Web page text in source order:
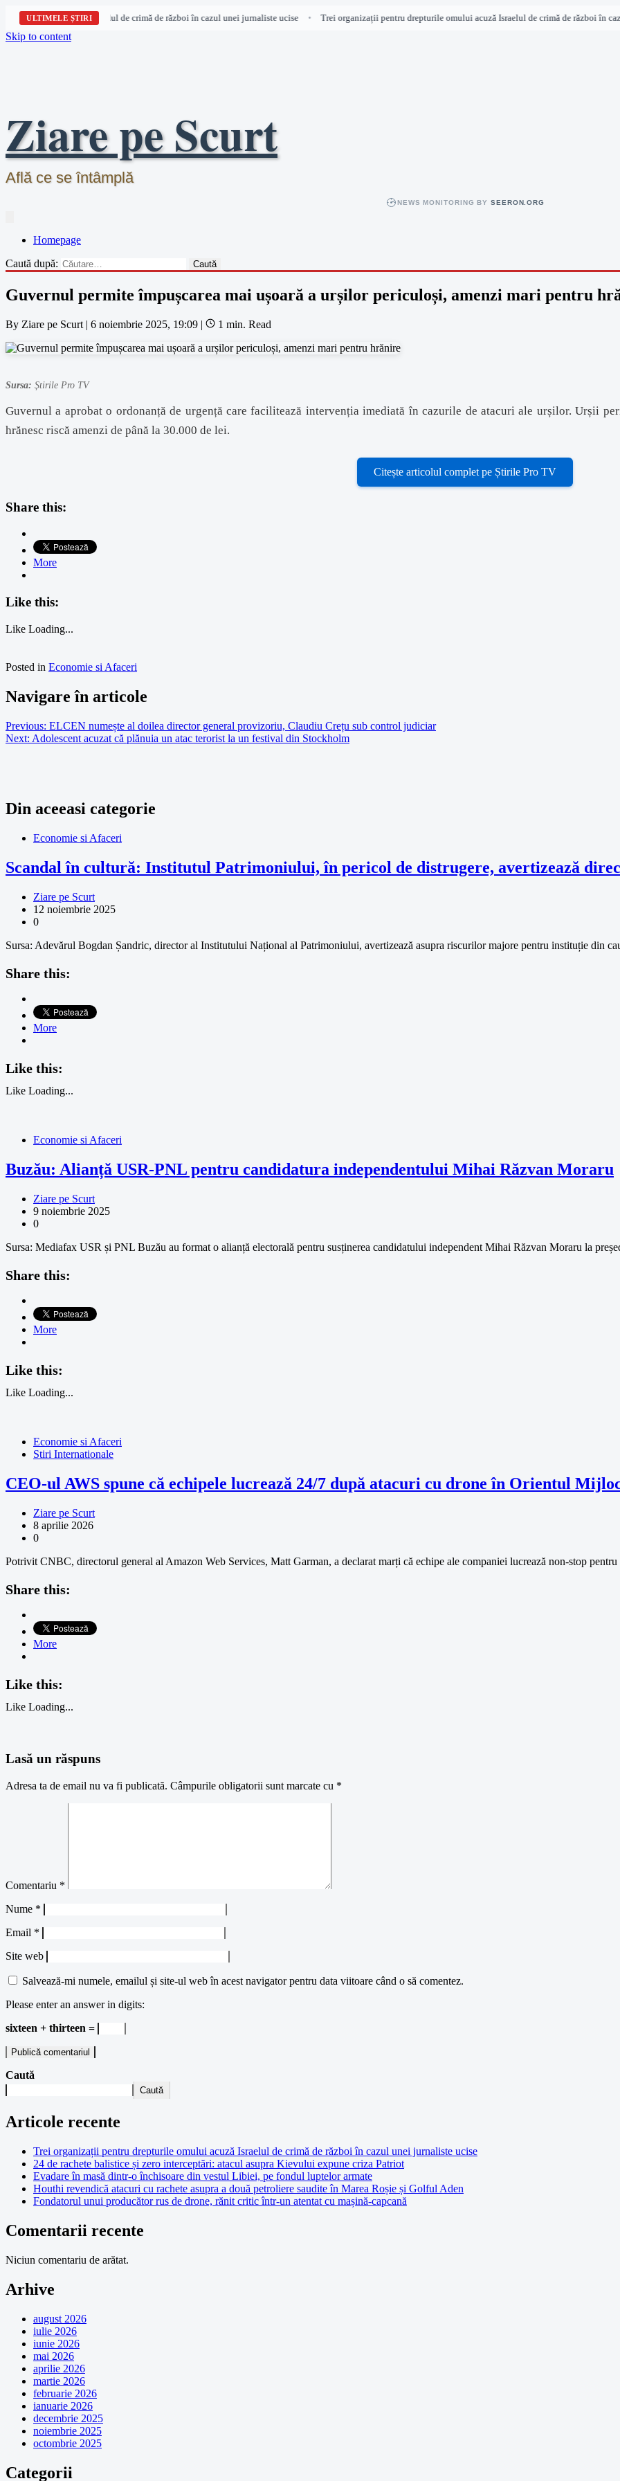
ULTIMELE ȘTIRI
omului acuză Israelul de crimă de război în cazul unei jurnaliste ucise Trei organizații pentru drepturile omului acuză Israelul de crimă de război în
Skip to content
Ziare pe Scurt
Află ce se întâmplă
NEWS MONITORING BYSEERON.ORG
Homepage
Caută după:
Guvernul permite împușcarea mai ușoară a urșilor periculoși, amenzi mari pentru
By Ziare pe Scurt | 6 noiembrie 2025, 19:09 | 1 min. Read
Sursa: Știrile Pro TV
Guvernul a aprobat o ordonanță de urgență care facilitează intervenția imediată în cazurile de atacuri ale urșilor. Urșii
hrănesc riscă amenzi de până la 30.000 de lei.
Citește articolul complet pe Știrile Pro TV
Share this:
More
Like this:
Like Loading...
Posted in Economie si Afaceri
Navigare în articole
Previous: ELCEN numește al doilea director general provizoriu, Claudiu Crețu sub control judiciar
Next: Adolescent acuzat că plănuia un atac terorist la un festival din Stockholm
Din aceeasi categorie
Economie si Afaceri
Scandal în cultură: Institutul Patrimoniului, în pericol de distrugere, avertizează
Ziare pe Scurt
12 noiembrie 2025
0
Sursa: Adevărul Bogdan Șandric, director al Institutului Național al Patrimoniului, avertizează asupra riscurilor majore pentru instituție din
Share this:
More
Like this:
Like Loading...
Economie si Afaceri
Buzău: Alianță USR-PNL pentru candidatura independentului Mihai Răzvan Moraru
Ziare pe Scurt
9 noiembrie 2025
0
Sursa: Mediafax USR și PNL Buzău au format o alianță electorală pentru susținerea candidatului independent Mihai Răzvan Moraru la
Share this:
More
Like this:
Like Loading...
Economie si Afaceri
Stiri Internationale
CEO-ul AWS spune că echipele lucrează 24/7 după atacuri cu drone în Orientul
Ziare pe Scurt
8 aprilie 2026
0
Potrivit CNBC, directorul general al Amazon Web Services, Matt Garman, a declarat marți că echipe ale companiei lucrează non-stop
Share this:
More
Like this:
Like Loading...
Lasă un răspuns
Adresa ta de email nu va fi publicată. Câmpurile obligatorii sunt marcate cu *
Comentariu *
Nume *
Email *
Site web
Salvează-mi numele, emailul și site-ul web în acest navigator pentru data viitoare când o să comentez.
Please enter an answer in digits:
sixteen + thirteen =
Caută
Caută
Articole recente
Trei organizații pentru drepturile omului acuză Israelul de crimă de război în cazul unei jurnaliste ucise
24 de rachete balistice și zero interceptări: atacul asupra Kievului expune criza Patriot
Evadare în masă dintr-o închisoare din vestul Libiei, pe fondul luptelor armate
Houthi revendică atacuri cu rachete asupra a două petroliere saudite în Marea Roșie și Golful Aden
Fondatorul unui producător rus de drone, rănit critic într-un atentat cu mașină-capcană
Comentarii recente
Niciun comentariu de arătat.
Arhive
august 2026
iulie 2026
iunie 2026
mai 2026
aprilie 2026
martie 2026
februarie 2026
ianuarie 2026
decembrie 2025
noiembrie 2025
octombrie 2025
Categorii